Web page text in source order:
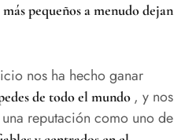
más pequeños a menudo dejan
nos ha hecho ganar
de todo el mundo , y nos
reputación como uno de